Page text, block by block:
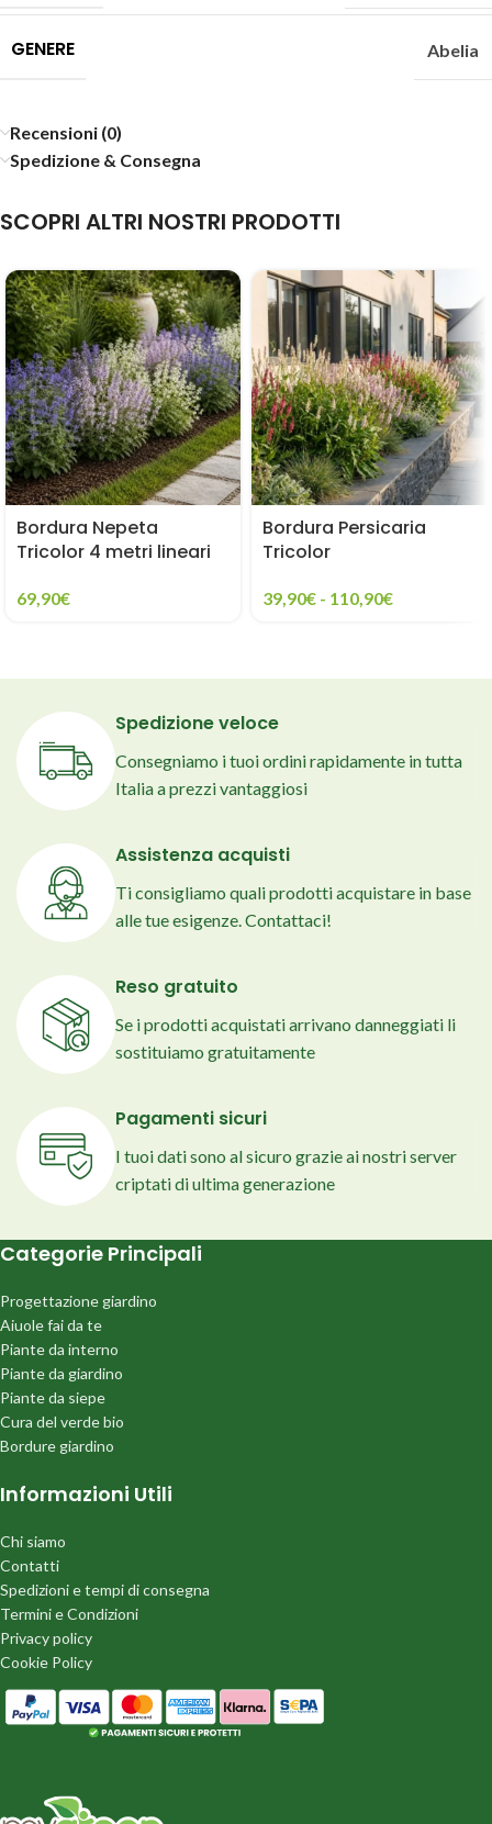
GENERE Abelia
Recensioni (0)
Spedizione & Consegna
SCOPRI ALTRI NOSTRI PRODOTTI
Bordura Nepeta
Tricolor 4 metri lineari
69,90€
Bordura Persicaria
Tricolor
39,90€ - 110,90€
Spedizione veloce
Consegniamo i tuoi ordini rapidamente in tutta
Italia a prezzi vantaggiosi
Assistenza acquisti
Ti consigliamo quali prodotti acquistare in base
alle tue esigenze. Contattaci!
Reso gratuito
Se i prodotti acquistati arrivano danneggiati li
sostituiamo gratuitamente
Pagamenti sicuri
I tuoi dati sono al sicuro grazie ai nostri server
criptati di ultima generazione
Categorie Principali
Progettazione giardino
Aiuole fai da te
Piante da interno
Piante da giardino
Piante da siepe
Cura del verde bio
Bordure giardino
Informazioni Utili
Chi siamo
Contatti
Spedizioni e tempi di consegna
Termini e Condizioni
Privacy policy
Cookie Policy